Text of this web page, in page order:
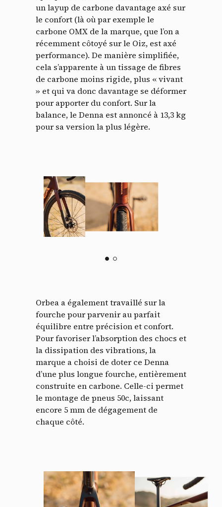
un layup de carbone davantage axé sur
le confort (là où par exemple le
carbone OMX de la marque, que l’on a
récemment côtoyé sur le Oiz, est axé
performance). De manière simplifiée,
cela s’apparente à un tissage de fibres
de carbone moins rigide, plus « vivant
» et qui va donc davantage se déformer
pour apporter du confort. Sur la
balance, le Denna est annoncé à 13,3 kg
pour sa version la plus légère.
Orbea a également travaillé sur la
fourche pour parvenir au parfait
équilibre entre précision et confort.
Pour favoriser l’absorption des chocs et
la dissipation des vibrations, la
marque a choisi de doter ce Denna
d’une plus longue fourche, entièrement
construite en carbone. Celle-ci permet
le montage de pneus 50c, laissant
encore 5 mm de dégagement de
chaque côté.